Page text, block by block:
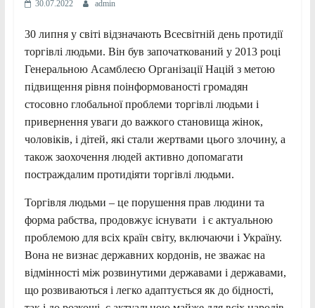
30.07.2022 admin
30 липня у світі відзначають Всесвітній день протидії
торгівлі людьми. Він був започаткований у 2013 році
Генеральною Асамблеєю Організації Націй з метою
підвищення рівня поінформованості громадян
стосовно глобальної проблеми торгівлі людьми і
привернення уваги до важкого становища жінок,
чоловіків, і дітей, які стали жертвами цього злочину, а
також заохочення людей активно допомагати
постраждалим протидіяти торгівлі людьми.
Торгівля людьми – це порушення прав людини та
форма рабства, продовжує існувати і є актуальною
проблемою для всіх країн світу, включаючи і Україну.
Вона не визнає державних кордонів, не зважає на
відмінності між розвинутими державами і державами,
що розвиваються і легко адаптується як до бідності,